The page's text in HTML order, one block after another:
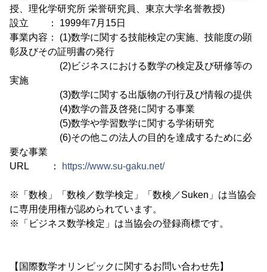
授、理化学研究所 栄誉研究員、東京大学名誉教授)
設立 ： 1999年7月15日
事業内容： (1)数学に関する技能検定の実施、技能度の顕
彰及びその証明書の発行
(2)ビジネスにおける数学の検定及び研修等の
実施
(3)数学に関する出版物の刊行及び情報の提供
(4)数学の普及啓発に関する事業
(5)数学や学習数学に関する学術研究
(6)その他この法人の目的を達成するために必
要な事業
URL ：
https://www.su-gaku.net/
※「数検」「数検／数学検定」「数検／Suken」は当協会
に専用使用権が認められています。
※「ビジネス数学検定」は当協会の登録商標です。
【国際数学オリンピックに関するお問い合わせ先】